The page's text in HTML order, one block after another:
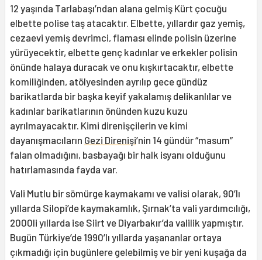
12 yaşında Tarlabaşı’ndan alana gelmiş Kürt çocuğu
elbette polise taş atacaktır. Elbette, yıllardır gaz yemiş,
cezaevi yemiş devrimci, flaması elinde polisin üzerine
yürüyecektir, elbette genç kadınlar ve erkekler polisin
önünde halaya duracak ve onu kışkırtacaktır, elbette
komiliğinden, atölyesinden ayrılıp gece gündüz
barikatlarda bir başka keyif yakalamış delikanlılar ve
kadınlar barikatlarının önünden kuzu kuzu
ayrılmayacaktır. Kimi direnişçilerin ve kimi
dayanışmacıların Gezi Direnişi’nin 14 gündür “masum”
falan olmadığını, basbayağı bir halk isyanı olduğunu
hatırlamasında fayda var.
Vali Mutlu bir sömürge kaymakamı ve valisi olarak, 90’lı
yıllarda Silopi’de kaymakamlık, Şırnak’ta vali yardımcılığı,
2000li yıllarda ise Siirt ve Diyarbakır’da valilik yapmıştır.
Bugün Türkiye’de 1990’lı yıllarda yaşananlar ortaya
çıkmadığı için bugünlere gelebilmiş ve bir yeni kuşağa da